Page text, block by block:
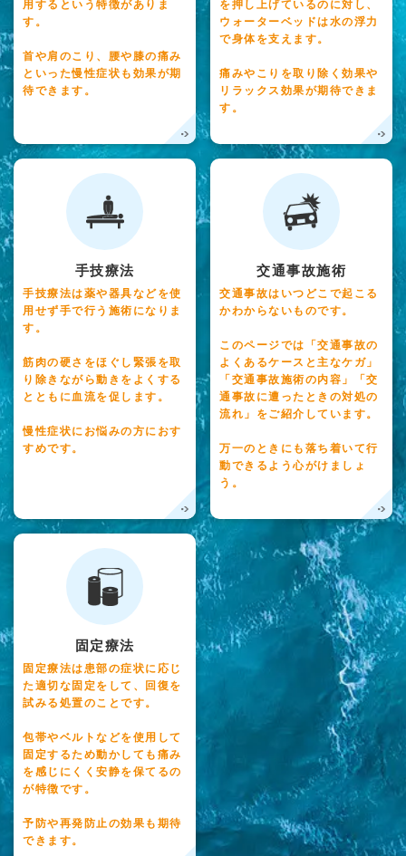
用するという特徴がありま
す。
首や肩のこり、腰や膝の痛み
といった慢性症状も効果が期
待できます。
を押し上げているのに対し、
ウォーターベッドは水の浮力
で身体を支えます。
痛みやこりを取り除く効果や
リラックス効果が期待できま
す。
手技療法
手技療法は薬や器具などを使
用せず手で行う施術になりま
す。
筋肉の硬さをほぐし緊張を取
り除きながら動きをよくする
とともに血流を促します。
慢性症状にお悩みの方におす
すめです。
交通事故施術
交通事故はいつどこで起こる
かわからないものです。
このページでは「交通事故の
よくあるケースと主なケガ」
「交通事故施術の内容」「交
通事故に遭ったときの対処の
流れ」をご紹介しています。
万一のときにも落ち着いて行
動できるよう心がけましょ
う。
固定療法
固定療法は患部の症状に応じ
た適切な固定をして、回復を
試みる処置のことです。
包帯やベルトなどを使用して
固定するため動かしても痛み
を感じにくく安静を保てるの
が特徴です。
予防や再発防止の効果も期待
できます。